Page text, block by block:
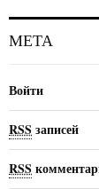
МЕТА
Войти
RSS записей
RSS